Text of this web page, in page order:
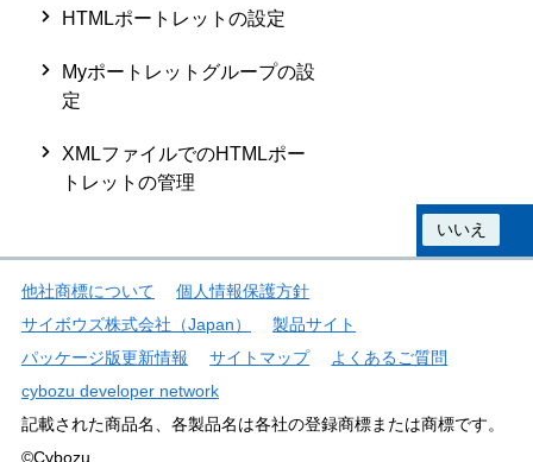
HTMLポートレットの設定
Myポートレットグループの設
定
XMLファイルでのHTMLポー
トレットの管理
いいえ
他社商標について
個人情報保護方針
サイボウズ株式会社（Japan）
製品サイト
パッケージ版更新情報
サイトマップ
よくあるご質問
cybozu developer network
記載された商品名、各製品名は各社の登録商標または商標です。
©Cybozu